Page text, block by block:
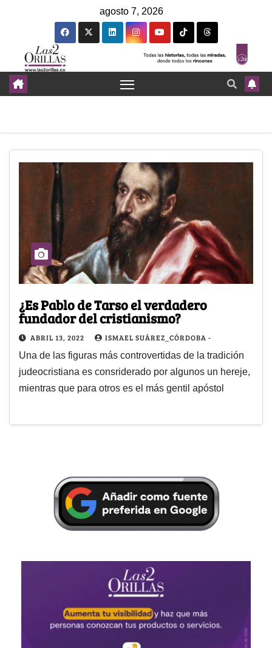
agosto 7, 2026
¿Es Pablo de Tarso el verdadero
fundador del cristianismo?
ABRIL 13, 2022 ISMAEL SUÁREZ_CÓRDOBA -
Una de las figuras más controvertidas de la tradición
judeocristiana es consriderado por algunos un hereje,
mientras que para otros es el más gentil apóstol